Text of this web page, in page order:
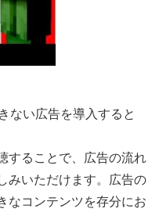
ない広告を導入すると
することで、広告の流れ
みいただけます。広告の
なコンテンツを存分にお